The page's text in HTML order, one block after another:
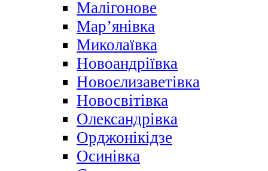
Малігонове
Мар’янівка
Миколаївка
Новоандріївка
Новоєлизаветівка
Новосвітівка
Олександрівка
Орджонікідзе
Осинівка